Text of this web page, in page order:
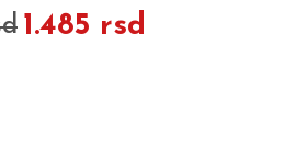
1.485 rsd